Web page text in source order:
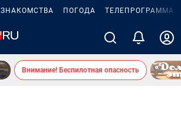
ЗНАКОМСТВА ПОГОДА ТЕЛЕПРОГРАММА
Внимание! Беспилотная опасность